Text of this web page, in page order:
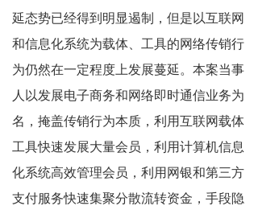
延态势已经得到明显遏制，但是以互联网
和信息化系统为载体、工具的网络传销行
为仍然在一定程度上发展蔓延。本案当事
人以发展电子商务和网络即时通信业务为
名，掩盖传销行为本质，利用互联网载体
工具快速发展大量会员，利用计算机信息
化系统高效管理会员，利用网银和第三方
支付服务快速集聚分散流转资金，手段隐